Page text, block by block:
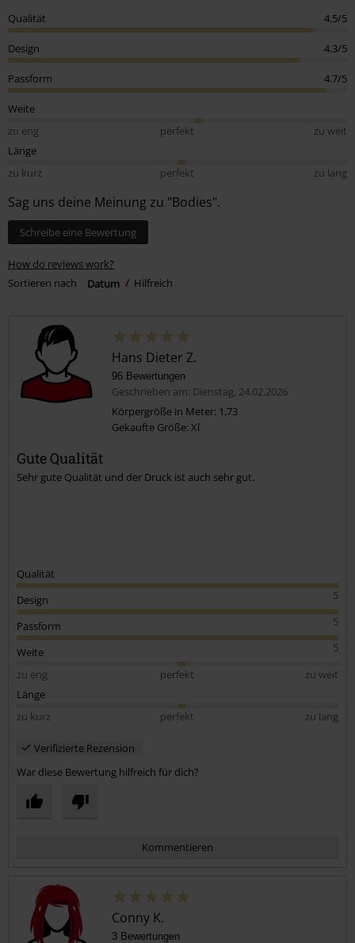
Qualität
4.5/5
Design 4.3/5
Passform 4.7/5
Weite
zu eng
perfekt
zu weit
Länge
zu kurz
perfekt zu lang
Sag uns deine Meinung zu "Bodies".
Schreibe eine Bewertung
How do reviews work?
Sortieren nach
Datum Hilfreich
Hans Dieter Z.
96 Bewertungen
Geschrieben am: Dienstag, 24.02.2026
Körpergröße in Meter: 1.73
Gekaufte Größe: Xl
Gute Qualität
Sehr gute Qualität und der Druck ist auch sehr gut.
Qualität
5
Design
5
Passform
5
Weite
zu eng
perfekt
zu weit
Länge
zu kurz
perfekt zu lang
Verifizierte Rezension
War diese Bewertung hilfreich für dich?
Kommentieren
Conny K.
3 Bewertungen